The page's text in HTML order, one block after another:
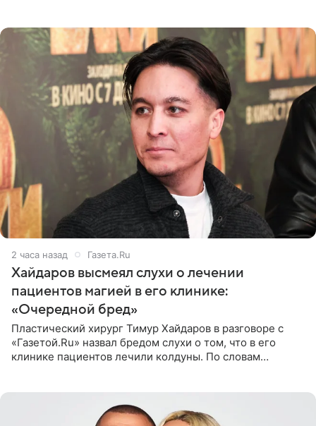
2 часа назад Газета.Ru
Хайдаров высмеял слухи о лечении
пациентов магией в его клинике:
«Очередной бред»
Пластический хирург Тимур Хайдаров в разговоре с
«Газетой.Ru» назвал бредом слухи о том, что в его
клинике пациентов лечили колдуны. По словам